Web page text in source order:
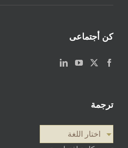
كن أجتماعى
ترجمة
اختار اللغة